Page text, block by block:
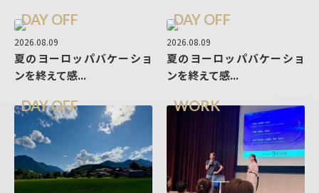
DAY OFF
2026.08.09
夏のヨーロッパバケーショ
ンを終えて感...
DAY OFF
2026.08.09
夏のヨーロッパバケーショ
ンを終えて感...
DAY OFF WORK